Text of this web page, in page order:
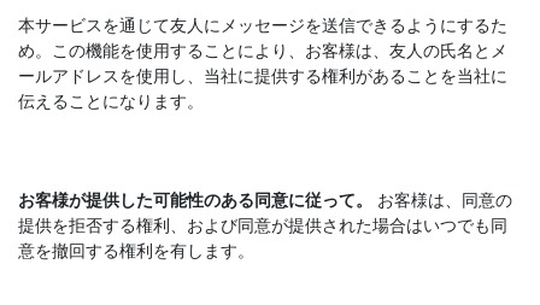
本サービスを通じて友人にメッセージを送信できるようにするた
め。この機能を使用することにより、お客様は、友人の氏名とメ
ールアドレスを使用し、当社に提供する権利があることを当社に
伝えることになります。
お客様が提供した可能性のある同意に従って。
お客様は、同意の
提供を拒否する権利、および同意が提供された場合はいつでも同
意を撤回する権利を有します。